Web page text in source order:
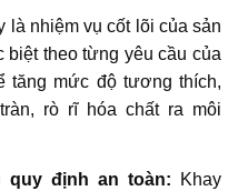
là nhiệm vụ cốt lõi của sản
biệt theo từng yêu cầu của
tăng mức độ tương thích,
rò rĩ hóa chất ra môi
quy định an toàn: Khay